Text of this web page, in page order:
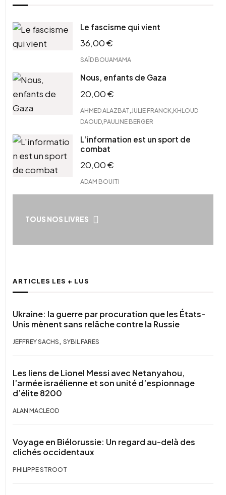
Le fascisme qui vient
36,00€
SAÏD BOUAMAMA
Nous, enfants de Gaza
20,00€
AHMED ALAZBAT JULIE FRANCK KHLOUD
DAOUD PAULINE BERGER
L’information est un sport de
combat
20,00€
ADAM BOUITI
TOUS NOS LIVRES
ARTICLES LES + LUS
Ukraine: la guerre par procuration que les États-
Unis mènent sans relâche contre la Russie
JEFFREY SACHS , SYBIL FARES
Les liens de Lionel Messi avec Netanyahou,
l’armée israélienne et son unité d’espionnage
d’élite 8200
ALAN MACLEOD
Voyage en Biélorussie: Un regard au-delà des
clichés occidentaux
PHILIPPE STROOT